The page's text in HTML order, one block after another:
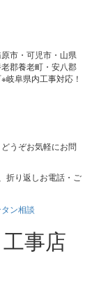
市・可児市・山県
郡養老町・安八郡
岐阜県内工事対応！
うぞお気軽にお問
折り返しお電話・ご
事店